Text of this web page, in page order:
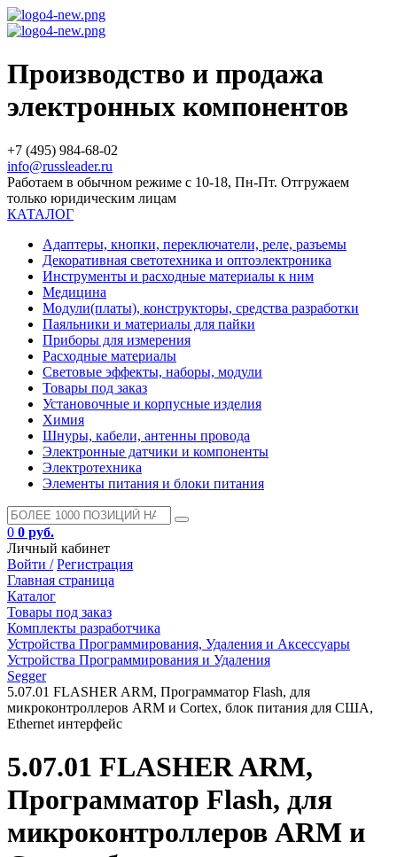
Производство и продажа
электронных компонентов
+7 (495) 984-68-02
info@russleader.ru
Работаем в обычном режиме с 10-18, Пн-Пт. Отгружаем
только юридическим лицам
КАТАЛОГ
Адаптеры, кнопки, переключатели, реле, разъемы
Декоративная светотехника и оптоэлектроника
Инструменты и расходные материалы к ним
Медицина
Модули(платы), конструкторы, средства разработки
Паяльники и материалы для пайки
Приборы для измерения
Расходные материалы
Световые эффекты, наборы, модули
Товары под заказ
Установочные и корпусные изделия
Химия
Шнуры, кабели, антенны провода
Электронные датчики и компоненты
Электротехника
Элементы питания и блоки питания
0 0 руб.
Личный кабинет
Войти / Регистрация
Главная страница
Каталог
Товары под заказ
Комплекты разработчика
Устройства Программирования, Удаления и Аксессуары
Устройства Программирования и Удаления
Segger
5.07.01 FLASHER ARM, Программатор Flash, для
микроконтроллеров ARM и Cortex, блок питания для США,
Ethernet интерфейс
5.07.01 FLASHER ARM,
Программатор Flash, для
микроконтроллеров ARM и